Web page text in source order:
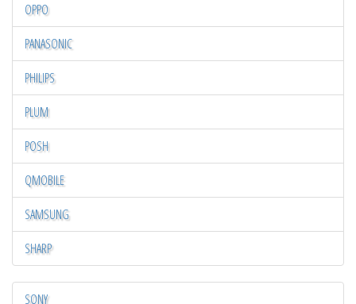
OPPO
PANASONIC
PHILIPS
PLUM
POSH
QMOBILE
SAMSUNG
SHARP
SONY